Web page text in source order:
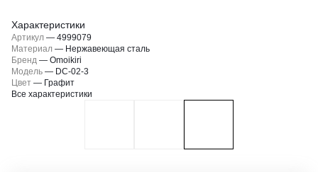
Характеристики
Артикул — 4999079
Материал — Нержавеющая сталь
Бренд — Omoikiri
Модель — DC-02-3
Цвет — Графит
Все характеристики